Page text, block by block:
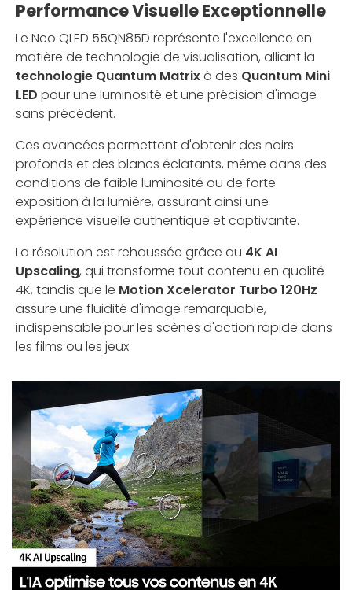
Performance Visuelle Exceptionnelle
Le Neo QLED 55QN85D représente l'excellence en
matière de technologie de visualisation, alliant la
technologie Quantum Matrixà des Quantum Mini
LED pour une luminosité et une précision d'image
sans précédent.
Ces avancées permettent d'obtenir des noirs
profonds et des blancs éclatants, même dans des
conditions de faible luminosité ou de forte
exposition à la lumière, assurant ainsi une
expérience visuelle authentique et captivante.
La résolution est rehaussée grâce au 4K AI
Upscaling, qui transforme tout contenu en qualité
4K, tandis que le Motion Xcelerator Turbo 120Hz
assure une fluidité d'image remarquable,
indispensable pour les scènes d'action rapide dans
les films ou les jeux.